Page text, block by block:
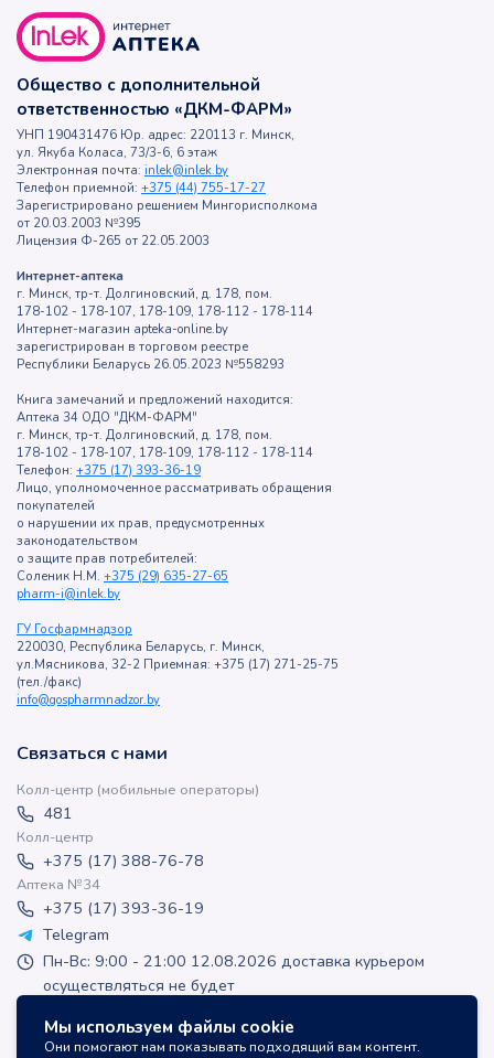
Мы используем файлы cookie
Они помогают нам показывать подходящий вам контент.
Общество с дополнительной
ответственностью «ДКМ-ФАРМ»
УНП 190431476 Юр. адрес: 220113 г. Минск,
ул. Якуба Коласа, 73/3-6, 6 этаж
Электронная почта: inlek@inlek.by
Телефон приемной: +375 (44) 755-17-27
Зарегистрировано решением Мингорисполкома
от 20.03.2003 №395
Лицензия Ф-265 от 22.05.2003
Интернет-аптека
г. Минск, тр-т. Долгиновский, д. 178, пом.
178-102 - 178-107, 178-109, 178-112 - 178-114
Интернет-магазин apteka-online.by
зарегистрирован в торговом реестре
Республики Беларусь 26.05.2023 №558293
Книга замечаний и предложений находится:
Аптека 34 ОДО "ДКМ-ФАРМ"
г. Минск, тр-т. Долгиновский, д. 178, пом.
178-102 - 178-107, 178-109, 178-112 - 178-114
Телефон: +375 (17) 393-36-19
Лицо, уполномоченное рассматривать обращения
покупателей
о нарушении их прав, предусмотренных
законодательством
о защите прав потребителей:
Соленик Н.М. +375 (29) 635-27-65
pharm-i@inlek.by
ГУ Госфармнадзор
220030, Республика Беларусь, г. Минск,
ул.Мясникова, 32-2 Приемная: +375 (17) 271-25-75
(тел./факс)
info@gospharmnadzor.by
Связаться с нами
Колл-центр (мобильные операторы)
481
Колл-центр
+375 (17) 388-76-78
Аптека №34
+375 (17) 393-36-19
Telegram
Пн-Вс: 9:00 - 21:00 12.08.2026 доставка курьером
осуществляться не будет
inlek_apteka